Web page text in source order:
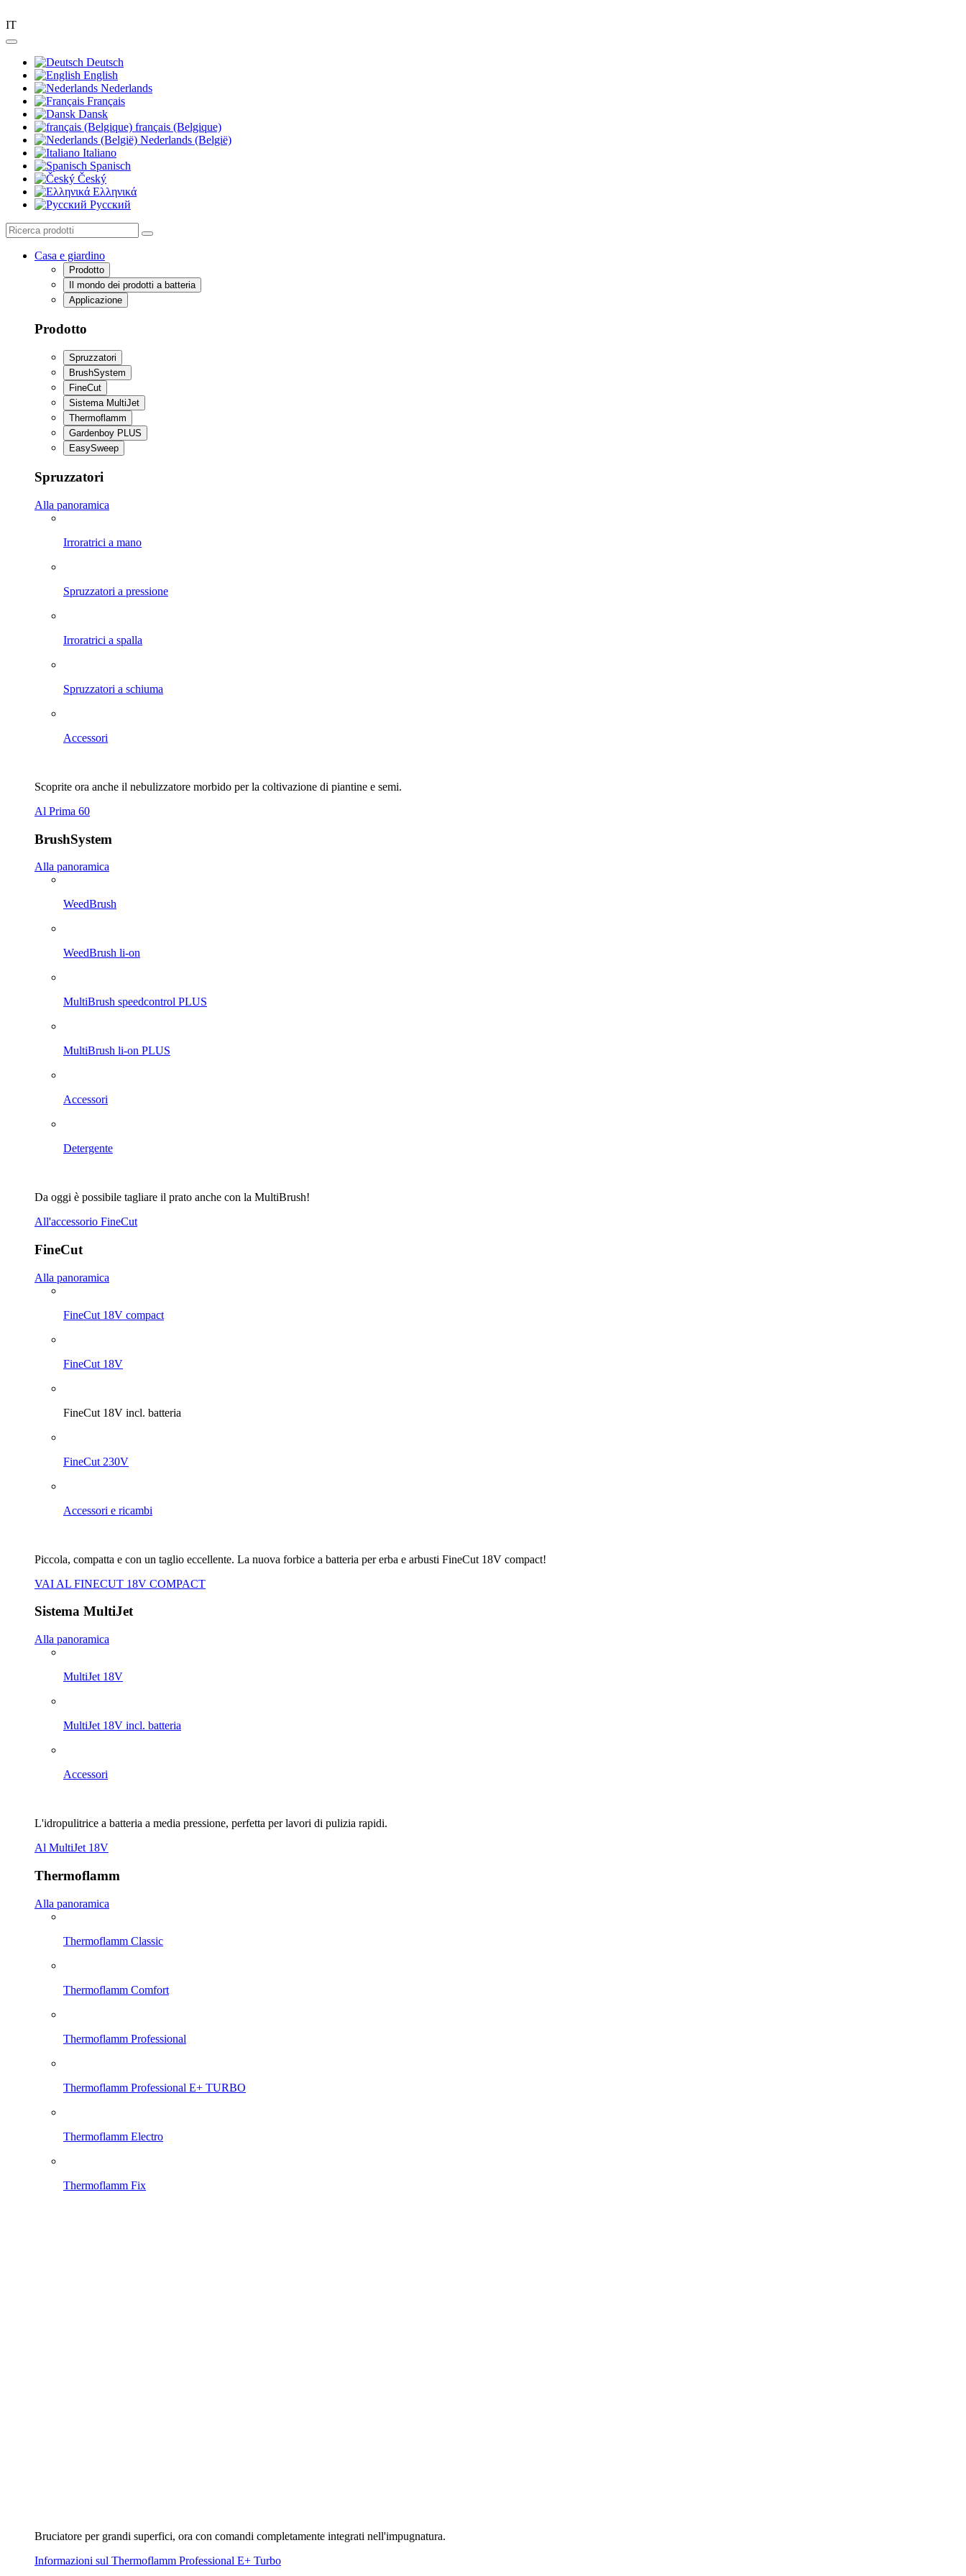
IT
Deutsch
English
Nederlands
Français
Dansk
français (Belgique)
Nederlands (België)
Italiano
Spanisch
Český
Ελληνικά
Pусский
Casa e giardino
Prodotto
Il mondo dei prodotti a batteria
Applicazione
Prodotto
Spruzzatori
BrushSystem
FineCut
Sistema MultiJet
Thermoflamm
Gardenboy PLUS
EasySweep
Spruzzatori
Alla panoramica
Irroratrici a mano
Spruzzatori a pressione
Irroratrici a spalla
Spruzzatori a schiuma
Accessori
Scoprite ora anche il nebulizzatore morbido per la coltivazione di piantine e semi.
Al Prima 60
BrushSystem
Alla panoramica
WeedBrush
WeedBrush li-on
MultiBrush speedcontrol PLUS
MultiBrush li-on PLUS
Accessori
Detergente
Da oggi è possibile tagliare il prato anche con la MultiBrush!
All'accessorio FineCut
FineCut
Alla panoramica
FineCut 18V compact
FineCut 18V
FineCut 18V incl. batteria
FineCut 230V
Accessori e ricambi
Piccola, compatta e con un taglio eccellente. La nuova forbice a batteria per erba e arbusti FineCut 18V compact!
VAI AL FINECUT 18V COMPACT
Sistema MultiJet
Alla panoramica
MultiJet 18V
MultiJet 18V incl. batteria
Accessori
L'idropulitrice a batteria a media pressione, perfetta per lavori di pulizia rapidi.
Al MultiJet 18V
Thermoflamm
Alla panoramica
Thermoflamm Classic
Thermoflamm Comfort
Thermoflamm Professional
Thermoflamm Professional E+ TURBO
Thermoflamm Electro
Thermoflamm Fix